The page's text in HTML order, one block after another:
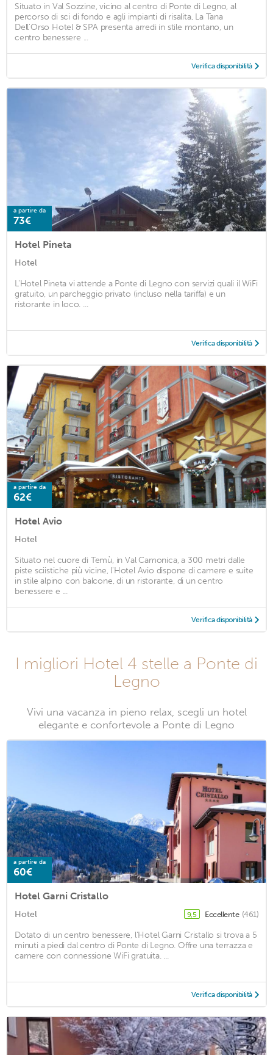
Situato in Val Sozzine, vicino al centro di Ponte di Legno, al
percorso di sci di fondo e agli impianti di risalita, La Tana
Dell'Orso Hotel & SPA presenta arredi in stile montano, un
centro benessere ...
Verifica disponibilità
a partire da
73€
Hotel Pineta
Hotel
L'Hotel Pineta vi attende a Ponte di Legno con servizi quali il WiFi
gratuito, un parcheggio privato (incluso nella tariffa) e un
ristorante in loco. ...
Verifica disponibilità
a partire da
62€
Hotel Avio
Hotel
Situato nel cuore di Temù, in Val Camonica, a 300 metri dalle
piste sciistiche più vicine, l'Hotel Avio dispone di camere e suite
in stile alpino con balcone, di un ristorante, di un centro
benessere e ...
Verifica disponibilità
I migliori Hotel 4 stelle a Ponte di
Legno
Vivi una vacanza in pieno relax, scegli un hotel
elegante e confortevole a Ponte di Legno
a partire da
60€
Hotel Garni Cristallo
Hotel 9,5 Eccellente (461)
Dotato di un centro benessere, l'Hotel Garni Cristallo si trova a 5
minuti a piedi dal centro di Ponte di Legno. Offre una terrazza e
camere con connessione WiFi gratuita. ...
Verifica disponibilità